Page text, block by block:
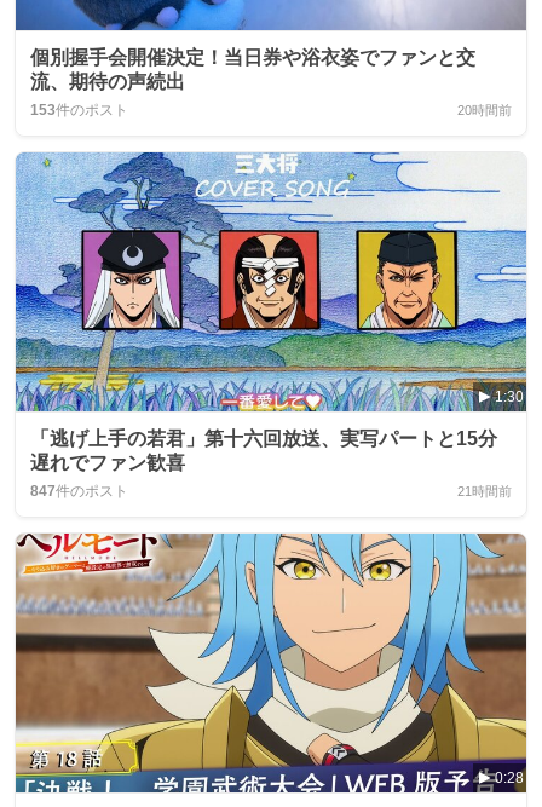
個別握手会開催決定！当日券や浴衣姿でファンと交
流、期待の声続出
153件のポスト 20時間前
1:30
「逃げ上手の若君」第十六回放送、実写パートと15分
遅れでファン歓喜
847件のポスト 21時間前
0:28